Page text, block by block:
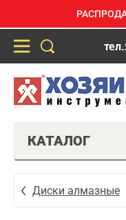
КАТАЛОГ
Диски алмазные